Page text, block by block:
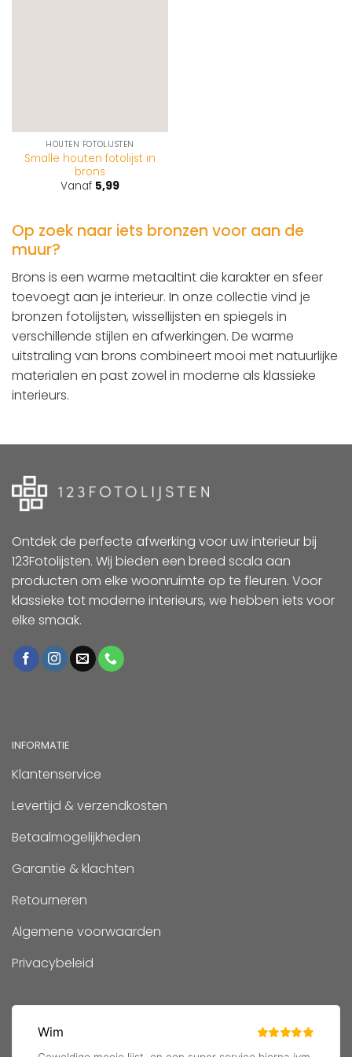
HOUTEN FOTOLIJSTEN
Smalle houten fotolijst in
brons
Vanaf 5,99
Op zoek naar iets bronzen voor aan de
muur?
Brons is een warme metaaltint die karakter en sfeer
toevoegt aan je interieur. In onze collectie vind je
bronzen fotolijsten, wissellijsten en spiegels in
verschillende stijlen en afwerkingen. De warme
uitstraling van brons combineert mooi met natuurlijke
materialen en past zowel in moderne als klassieke
interieurs.
Ontdek de perfecte afwerking voor uw interieur bij
123Fotolijsten. Wij bieden een breed scala aan
producten om elke woonruimte op te fleuren. Voor
klassieke tot moderne interieurs, we hebben iets voor
elke smaak.
INFORMATIE
Klantenservice
Levertijd & verzendkosten
Betaalmogelijkheden
Garantie & klachten
Retourneren
Algemene voorwaarden
Privacybeleid